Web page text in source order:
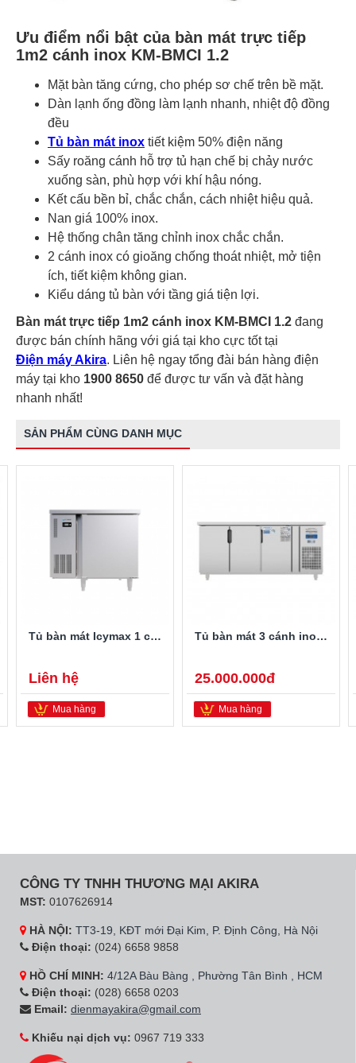
Ưu điểm nổi bật của bàn mát trực tiếp
1m2 cánh inox KM-BMCI 1.2
Mặt bàn tăng cứng, cho phép sơ chế trên bề mặt.
Dàn lạnh ống đồng làm lạnh nhanh, nhiệt độ đồng
đều
Tủ bàn mát inox tiết kiệm 50% điện năng
Sấy roăng cánh hỗ trợ tủ hạn chế bị chảy nước
xuống sàn, phù hợp với khí hậu nóng.
Kết cấu bền bỉ, chắc chắn, cách nhiệt hiệu quả.
Nan giá 100% inox.
Hệ thống chân tăng chỉnh inox chắc chắn.
2 cánh inox có gioăng chống thoát nhiệt, mở tiện
ích, tiết kiệm không gian.
Kiểu dáng tủ bàn với tầng giá tiện lợi.
Bàn mát trực tiếp 1m2 cánh inox KM-BMCI 1.2 đang
được bán chính hãng với giá tại kho cực tốt tại
Điện máy Akira. Liên hệ ngay tổng đài bán hàng điện
máy tại kho 1900 8650 để được tư vấn và đặt hàng
nhanh nhất!
SẢN PHẨM CÙNG DANH MỤC
Tủ bàn mát Icymax 1 cánh inox 900x750 ICR-1S097
Liên hệ
Mua hàng
Tủ bàn mát 3 cánh inox quạt gió Đức Minh BMQ.3MI1860 1.8M
25.000.000đ
Mua hàng
CÔNG TY TNHH THƯƠNG MẠI AKIRA
MST: 0107626914
HÀ NỘI: TT3-19, KĐT mới Đại Kim, P. Định Công, Hà Nội
Điện thoại: (024) 6658 9858
HỒ CHÍ MINH: 4/12A Bàu Bàng , Phường Tân Bình , HCM
Điện thoại: (028) 6658 0203
Email: dienmayakira@gmail.com
Khiếu nại dịch vụ: 0967 719 333